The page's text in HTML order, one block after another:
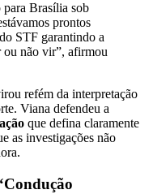
para Brasília sob
prontos
STF garantindo a
ou não vir”, afirmou
refém da interpretação
Viana defendeu a
que defina claramente
as investigações não